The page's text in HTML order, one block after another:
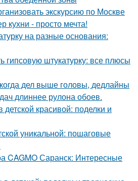
экскурсию по Москве
кухни - просто мечта!
на разные основания:
гипсовую штукатурку: все плюсы
дел выше головы, дедлайны
длиннее рулона обоев.
детской красивой: поделки и
уникальной: пошаговые
CAGMO Саранск: Интересные